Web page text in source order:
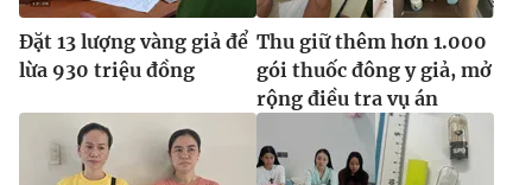
Ðiện thoại Thời báo VTV:
024.66 897 897
Email:toasoan@vtv.vn
Liên hệ quảng cáo:024-7300.7108
Đặt 13 lượng vàng giả để
lừa 930 triệu đồng
Thu giữ thêm hơn 1.000
gói thuốc đông y giả, mở
rộng điều tra vụ án